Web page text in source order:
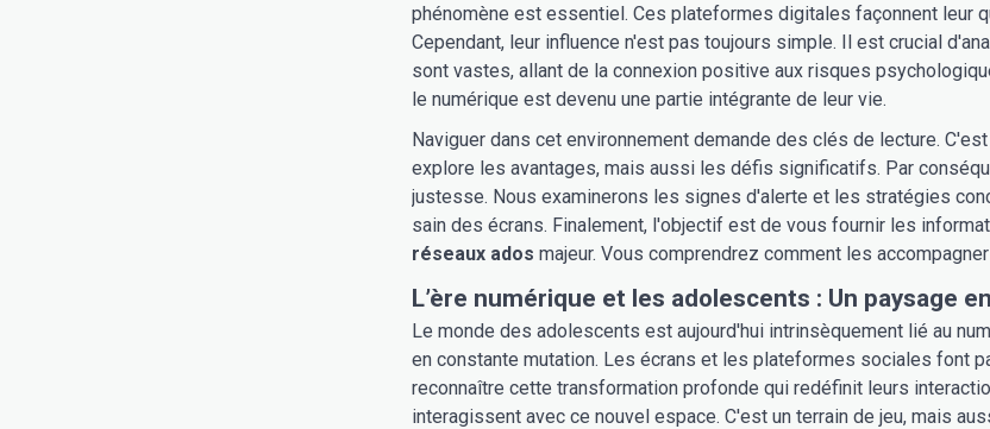
phénomène est essentiel. Ces plateformes digitales façonnent leur
Cependant, leur influence n'est pas toujours simple. Il est crucial
sont vastes, allant de la connexion positive aux risques
le numérique est devenu une partie intégrante de leur vie.
Naviguer dans cet environnement demande des clés de lecture.
explore les avantages, mais aussi les défis significatifs. Par
justesse. Nous examinerons les signes d'alerte et les stratégies
sain des écrans. Finalement, l'objectif est de vous fournir les
réseaux ados majeur. Vous comprendrez comment les
L’ère numérique et les adolescents : Un paysage
Le monde des adolescents est aujourd'hui intrinsèquement lié au
en constante mutation. Les écrans et les plateformes sociales font
reconnaître cette transformation profonde qui redéfinit leurs
interagissent avec ce nouvel espace. C'est un terrain de jeu, mais